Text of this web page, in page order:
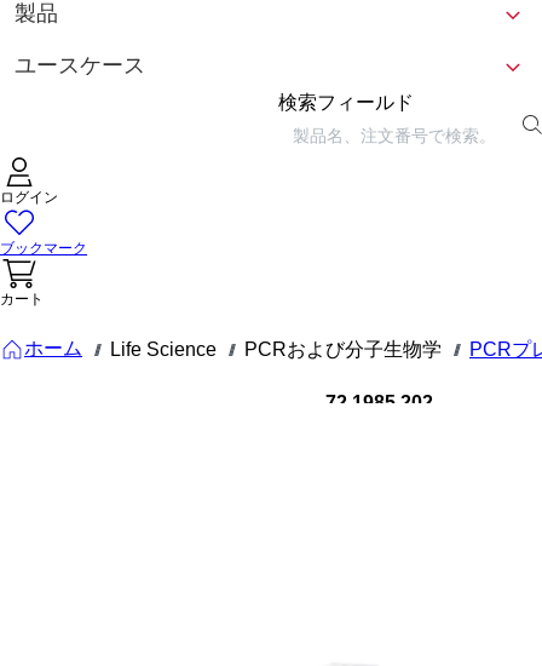
製品
ユースケース
検索フィールド
ログイン
ブックマーク
カート
ホーム /// Life Science /// PCRおよび分子生物学 /// PCRプ
72.1985.202